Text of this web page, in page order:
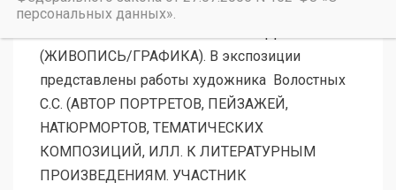
В ПИЧАЕВСКОМ РДК 7 МАРТА СОСТОЯЛОСЬ
(ЖИВОПИСЬ/ГРАФИКА). В экспозиции
представлены работы художника Волостных
С.С. (АВТОР ПОРТРЕТОВ, ПЕЙЗАЖЕЙ,
НАТЮРМОРТОВ, ТЕМАТИЧЕСКИХ
КОМПОЗИЦИЙ, ИЛЛ. К ЛИТЕРАТУРНЫМ
ПРОИЗВЕДЕНИЯМ. УЧАСТНИК
персональных данных».